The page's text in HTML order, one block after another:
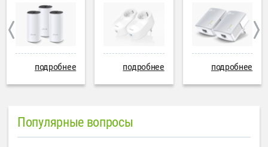
подробнее подробнее подробнее
Популярные вопросы